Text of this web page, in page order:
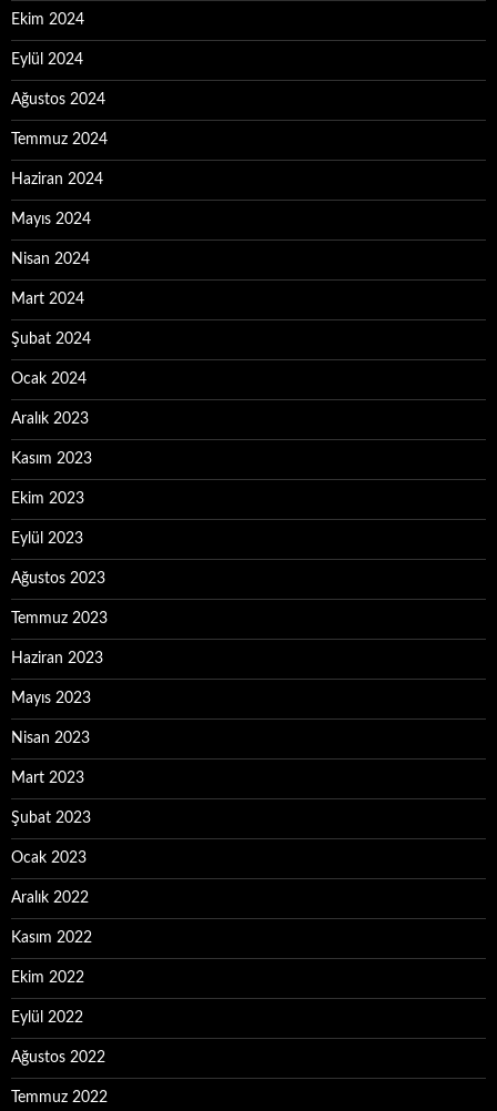
Ekim 2024
Eylül 2024
Ağustos 2024
Temmuz 2024
Haziran 2024
Mayıs 2024
Nisan 2024
Mart 2024
Şubat 2024
Ocak 2024
Aralık 2023
Kasım 2023
Ekim 2023
Eylül 2023
Ağustos 2023
Temmuz 2023
Haziran 2023
Mayıs 2023
Nisan 2023
Mart 2023
Şubat 2023
Ocak 2023
Aralık 2022
Kasım 2022
Ekim 2022
Eylül 2022
Ağustos 2022
Temmuz 2022